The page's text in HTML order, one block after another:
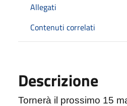
Allegati
Contenuti correlati
Descrizione
Tornerà il prossimo 15